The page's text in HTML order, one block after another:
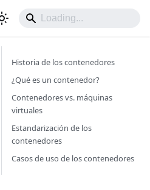
Historia de los contenedores
¿Qué es un contenedor?
Contenedores vs. máquinas
virtuales
Estandarización de los
contenedores
Casos de uso de los contenedores